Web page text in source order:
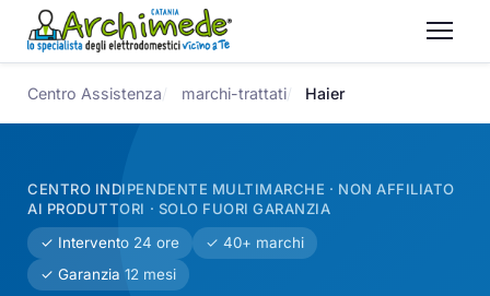
Centro Assistenza marchi-trattati Haier
CENTRO INDIPENDENTE MULTIMARCHE · NON AFFILIATO
AI PRODUTTORI · SOLO FUORI GARANZIA
✓ Intervento 24 ore
✓ 40+ marchi
✓ Garanzia 12 mesi